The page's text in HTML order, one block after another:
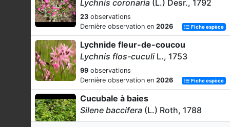
Lychnis coronaria (L.) Desr., 1792
23 observations
Dernière observation en 2026 Fiche espèce
Lychnide fleur-de-coucou
Lychnis flos-cuculi L., 1753
99 observations
Dernière observation en 2026 Fiche espèce
Cucubale à baies
Silene baccifera (L.) Roth, 1788
4observations